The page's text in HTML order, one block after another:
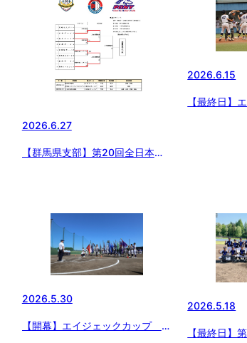
2026.6.27
【群馬県支部】第20回全日本中
2026.6.15
【最終日】
2026.5.30
【開幕】エイジェックカップ 第
2026.5.18
【最終日】